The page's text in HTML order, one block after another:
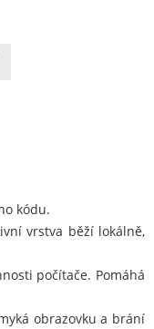
kódu.
vrstva běží lokálně,
počítače. Pomáhá
obrazovku a brání